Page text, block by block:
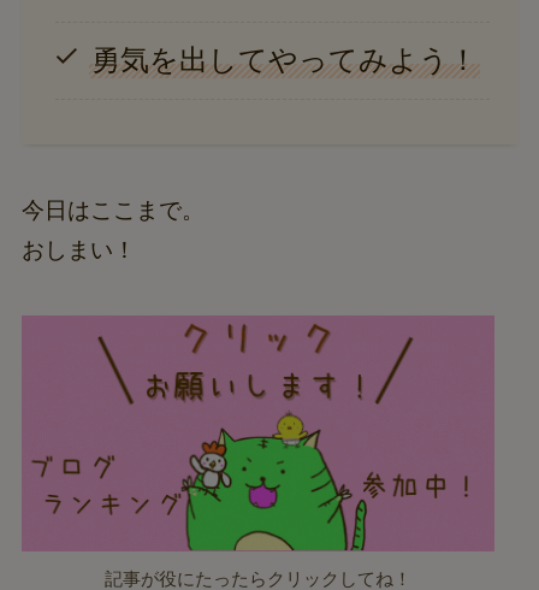
勇気を出してやってみよう！
今日はここまで。
おしまい！
記事が役にたったらクリックしてね！